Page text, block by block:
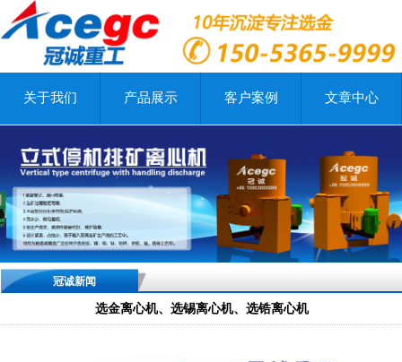
关于我们 产品展示 客户案例 文章中心
冠诚新闻
选金离心机、选锡离心机、选锆离心机